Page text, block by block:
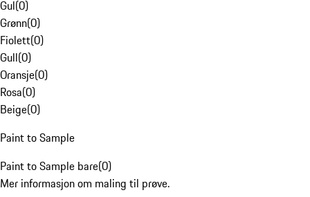
Gul(0)
Grønn(0)
Fiolett(0)
Gull(0)
Oransje(0)
Rosa(0)
Beige(0)
Paint to Sample
Paint to Sample bare(0)
Mer informasjon om maling til prøve.